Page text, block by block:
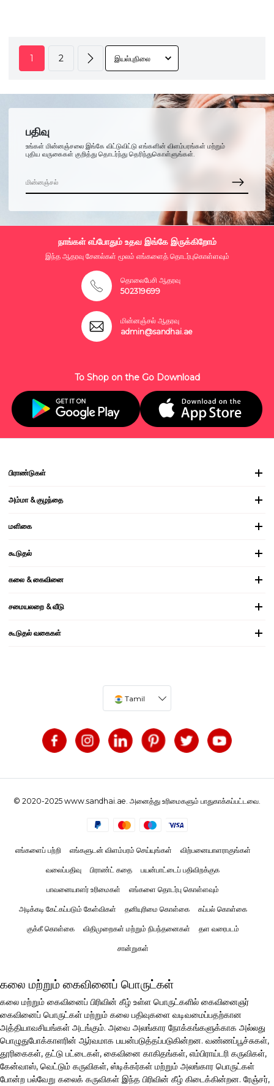
1 2
பதிவு
உங்கள் மின்னஞ்சலை இங்கே விட்டுவிட்டு எங்களின் விளம்பரங்கள் மற்றும்
புதிய வருகைகள் குறித்து தொடர்ந்து தெரிந்துகொள்ளுங்கள்.
நாங்கள் எப்போதும் உதவ இங்கே இருக்கிறோம்
இந்த ஆதரவு சேனல்கள் மூலம் எங்களைத் தொடர்புகொள்ளவும்
தொலைபேசி ஆதரவு
502319699
மின்னஞ்சல் ஆதரவு
admin@sandhai.ae
To Shop on the Go Download
பிராண்டுகள்
அம்மா & குழந்தை
மளிகை
கூடுதல்
கலை & கைவினை
சமையலறை & வீடு
கூடுதல் வகைகள்
Tamil
© 2020-2025 www.sandhai.ae. அனைத்து உரிமைகளும் பாதுகாக்கப்பட்டவை.
எங்களைப் பற்றி எங்களுடன் விளம்பரம் செய்யுங்கள் விற்பனையாளராகுங்கள்
வலைப்பதிவு பிராண்ட் கதை பயன்பாட்டைப் பதிவிறக்குக
பாவனையாளர் உரிமைகள் எங்களை தொடர்பு கொள்ளவும்
அடிக்கடி கேட்கப்படும் கேள்விகள் தனியுரிமை கொள்கை கப்பல் கொள்கை
குக்கீ கொள்கை விதிமுறைகள் மற்றும் நிபந்தனைகள் தள வரைபடம்
சான்றுகள்
கலை மற்றும் கைவினைப் பொருட்கள்
கலை மற்றும் கைவினைப் பிரிவின் கீழ் உள்ள பொருட்களில் கைவினைஞர்
கைவினைப் பொருட்கள் மற்றும் கலை பதிவுகளை வடிவமைப்பதற்கான
அத்தியாவசியங்கள் அடங்கும். அவை அலங்கார நோக்கங்களுக்காக அல்லது
பொழுதுபோக்காளரின் ஆர்வமாக பயன்படுத்தப்படுகின்றன. வண்ணப்பூச்சுகள்,
தூரிகைகள், தட்டு பட்டைகள், கைவினை காகிதங்கள், எம்பிராய்டரி கருவிகள்,
கேன்வாஸ், வெட்டும் கருவிகள், ஸ்டிக்கர்கள் மற்றும் அலங்கார பொருட்கள்
போன்ற பல்வேறு கலைக் கருவிகள் இந்த பிரிவின் கீழ் கிடைக்கின்றன. ரேஞ்சர்,